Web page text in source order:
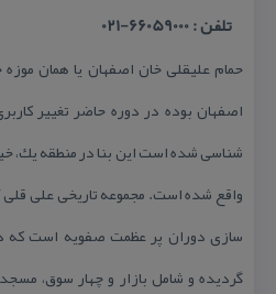
تلفن : 66059000-021
حمام علیقلی خان اصفهان یا همان
اصفهان بوده در دوره حاضر تغییر
شناسی شده است این بنا در منطقه یك،
واقع شده است. مجموعه تاریخی علی قلی
سازی دوران پر عظمت صفویه است كه
گردیده و شامل بازار و چهار سوق،